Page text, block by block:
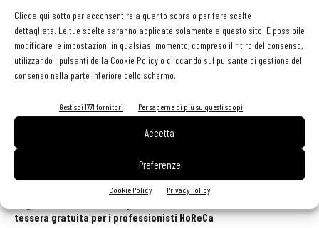
Clicca qui sotto per acconsentire a quanto sopra o per fare scelte
dettagliate. Le tue scelte saranno applicate solamente a questo sito. È possibile
modificare le impostazioni in qualsiasi momento, compreso il ritiro del consenso,
utilizzando i pulsanti della Cookie Policy o cliccando sul pulsante di gestione del
consenso nella parte inferiore dello schermo.
Gestisci 1771 fornitori Per saperne di più su questi scopi
Accetta
Preferenze
Cookie Policy Privacy Policy
Martino Ragusa - 13 Luglio 2020
GLI ARTICOLI PIÙ LETTI
tessera gratuita per i professionisti HoReCa